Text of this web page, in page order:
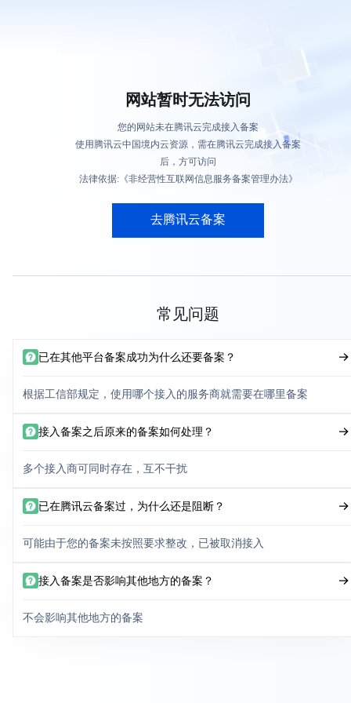
网站暂时无法访问
您的网站未在腾讯云完成接入备案
使用腾讯云中国境内云资源，需在腾讯云完成接入备案
后，方可访问
法律依据:《非经营性互联网信息服务备案管理办法》
去腾讯云备案
常见问题
已在其他平台备案成功为什么还要备案？
根据工信部规定，使用哪个接入的服务商就需要在哪里备案
接入备案之后原来的备案如何处理？
多个接入商可同时存在，互不干扰
已在腾讯云备案过，为什么还是阻断？
可能由于您的备案未按照要求整改，已被取消接入
接入备案是否影响其他地方的备案？
不会影响其他地方的备案